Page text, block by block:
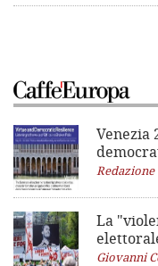
Venezia
Redazione
La
Giovanni